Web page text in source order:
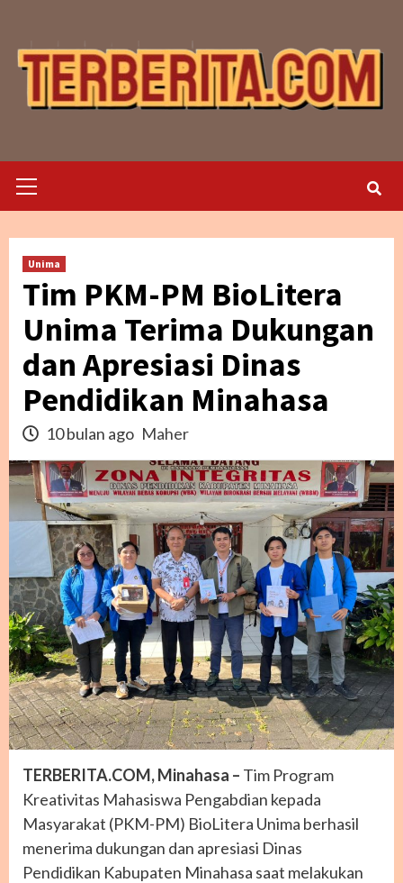
content
Menu
Unima
Tim PKM-PM BioLitera
Unima Terima Dukungan
dan Apresiasi Dinas
Pendidikan Minahasa
10 bulan ago Maher
TERBERITA.COM, Minahasa – Tim Program
Kreativitas Mahasiswa Pengabdian kepada
Masyarakat (PKM-PM) BioLitera Unima berhasil
menerima dukungan dan apresiasi Dinas
Pendidikan Kabupaten Minahasa saat melakukan